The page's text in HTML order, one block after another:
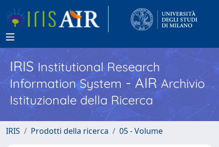
IRISInstitutional Research
Information System - AIR Archivio
Istituzionale della Ricerca
IRIS Prodotti della ricerca 05 - Volume